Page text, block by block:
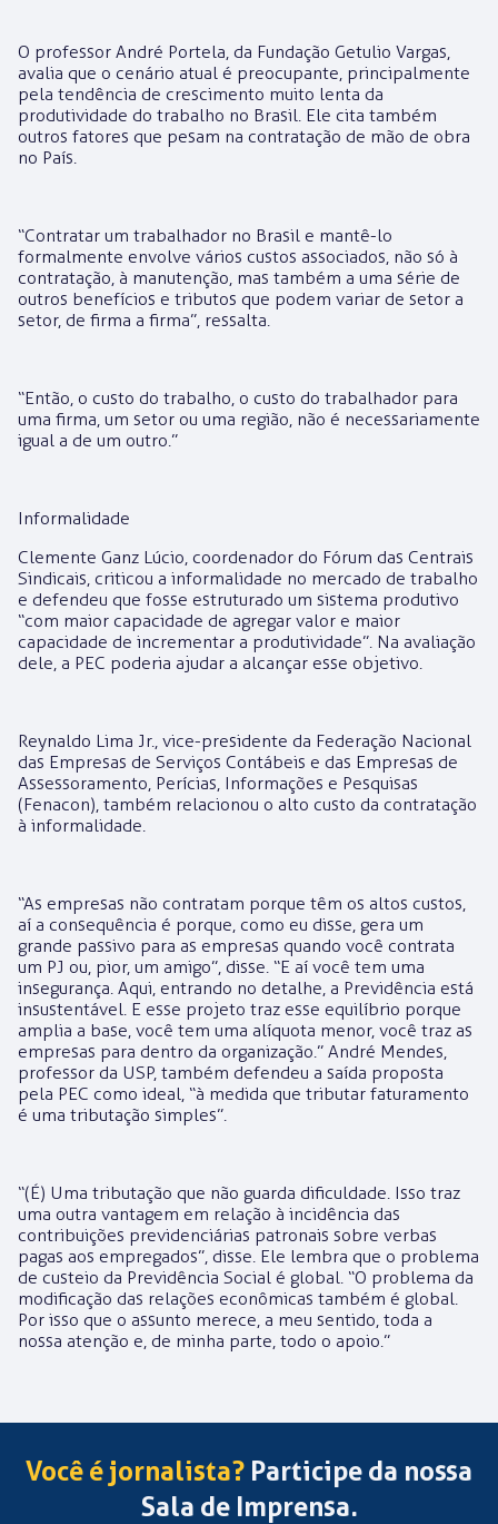
O professor André Portela, da Fundação Getulio Vargas,
avalia que o cenário atual é preocupante, principalmente
pela tendência de crescimento muito lenta da
produtividade do trabalho no Brasil. Ele cita também
outros fatores que pesam na contratação de mão de obra
no País.
“Contratar um trabalhador no Brasil e mantê-lo
formalmente envolve vários custos associados, não só à
contratação, à manutenção, mas também a uma série de
outros benefícios e tributos que podem variar de setor a
setor, de firma a firma”, ressalta.
“Então, o custo do trabalho, o custo do trabalhador para
uma firma, um setor ou uma região, não é necessariamente
igual a de um outro.”
Informalidade
Clemente Ganz Lúcio, coordenador do Fórum das Centrais
Sindicais, criticou a informalidade no mercado de trabalho
e defendeu que fosse estruturado um sistema produtivo
“com maior capacidade de agregar valor e maior
capacidade de incrementar a produtividade”. Na avaliação
dele, a PEC poderia ajudar a alcançar esse objetivo.
Reynaldo Lima Jr., vice-presidente da Federação Nacional
das Empresas de Serviços Contábeis e das Empresas de
Assessoramento, Perícias, Informações e Pesquisas
(Fenacon), também relacionou o alto custo da contratação
à informalidade.
“As empresas não contratam porque têm os altos custos,
aí a consequência é porque, como eu disse, gera um
grande passivo para as empresas quando você contrata
um PJ ou, pior, um amigo”, disse. “E aí você tem uma
insegurança. Aqui, entrando no detalhe, a Previdência está
insustentável. E esse projeto traz esse equilíbrio porque
amplia a base, você tem uma alíquota menor, você traz as
empresas para dentro da organização.” André Mendes,
professor da USP, também defendeu a saída proposta
pela PEC como ideal, “à medida que tributar faturamento
é uma tributação simples”.
“(É) Uma tributação que não guarda dificuldade. Isso traz
uma outra vantagem em relação à incidência das
contribuições previdenciárias patronais sobre verbas
pagas aos empregados”, disse. Ele lembra que o problema
de custeio da Previdência Social é global. “O problema da
modificação das relações econômicas também é global.
Por isso que o assunto merece, a meu sentido, toda a
nossa atenção e, de minha parte, todo o apoio.”
Você é jornalista? Participe da nossa
Sala de Imprensa.